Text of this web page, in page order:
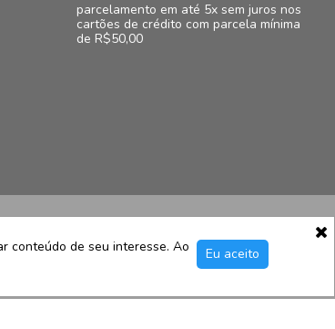
parcelamento em até 5x sem juros nos
cartões de crédito com parcela mínima
de R$50,00
- Barra da Tijuca - Rio de Janeiro - RJ – CEP
conteúdo de seu interesse. Ao
Eu aceito